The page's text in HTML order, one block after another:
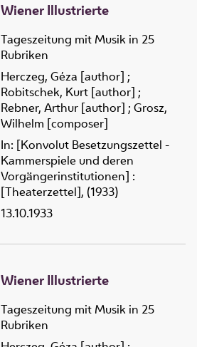
Wiener Illustrierte
Tageszeitung mit Musik in 25
Rubriken
Herczeg, Géza [author] ;
Robitschek, Kurt [author] ;
Rebner, Arthur [author] ; Grosz,
Wilhelm [composer]
In: [Konvolut Besetzungszettel -
Kammerspiele und deren
Vorgängerinstitutionen] :
[Theaterzettel], (1933)
13.10.1933
Wiener Illustrierte
Tageszeitung mit Musik in 25
Rubriken